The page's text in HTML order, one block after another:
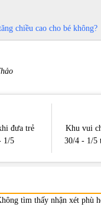
chiều cao cho bé không?
đưa trẻ
1/5
Khu vui
30/4 - 1/5
tìm thấy nhận xét phù